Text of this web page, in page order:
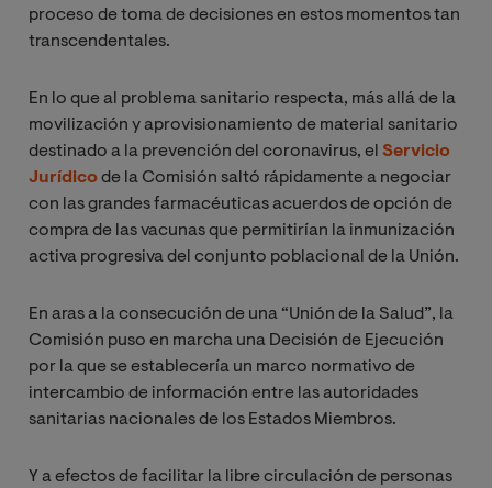
proceso de toma de decisiones en estos momentos tan
transcendentales.
En lo que al problema sanitario respecta, más allá de la
movilización y aprovisionamiento de material sanitario
destinado a la prevención del coronavirus, el Servicio
Jurídicode la Comisión saltó rápidamente a negociar
con las grandes farmacéuticas acuerdos de opción de
compra de las vacunas que permitirían la inmunización
activa progresiva del conjunto poblacional de la Unión.
En aras a la consecución de una “Unión de la Salud”, la
Comisión puso en marcha una Decisión de Ejecución
por la que se establecería un marco normativo de
intercambio de información entre las autoridades
sanitarias nacionales de los Estados Miembros.
Y a efectos de facilitar la libre circulación de personas